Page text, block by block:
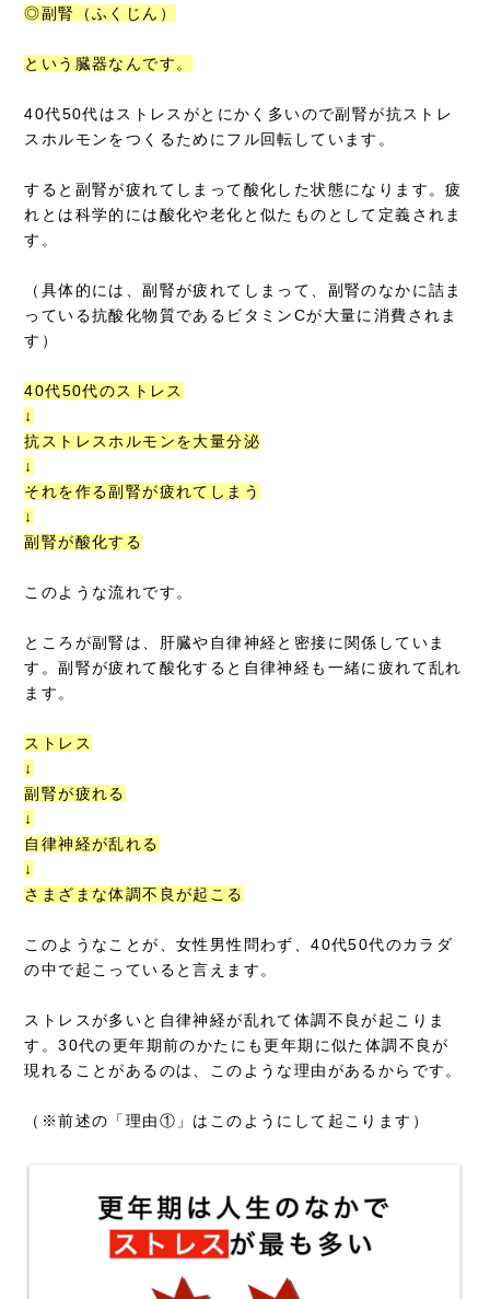
◎副腎（ふくじん）
という臓器なんです。
40代50代はストレスがとにかく多いので副腎が抗ストレ
スホルモンをつくるためにフル回転しています。
すると副腎が疲れてしまって酸化した状態になります。疲
れとは科学的には酸化や老化と似たものとして定義されま
す。
（具体的には、副腎が疲れてしまって、副腎のなかに詰ま
っている抗酸化物質であるビタミンCが大量に消費されま
す）
40代50代のストレス
↓
抗ストレスホルモンを大量分泌
↓
それを作る副腎が疲れてしまう
↓
副腎が酸化する
このような流れです。
ところが副腎は、肝臓や自律神経と密接に関係していま
す。副腎が疲れて酸化すると自律神経も一緒に疲れて乱れ
ます。
ストレス
↓
副腎が疲れる
↓
自律神経が乱れる
↓
さまざまな体調不良が起こる
このようなことが、女性男性問わず、40代50代のカラダ
の中で起こっていると言えます。
ストレスが多いと自律神経が乱れて体調不良が起こりま
す。30代の更年期前のかたにも更年期に似た体調不良が
現れることがあるのは、このような理由があるからです。
（※前述の「理由①」はこのようにして起こります）